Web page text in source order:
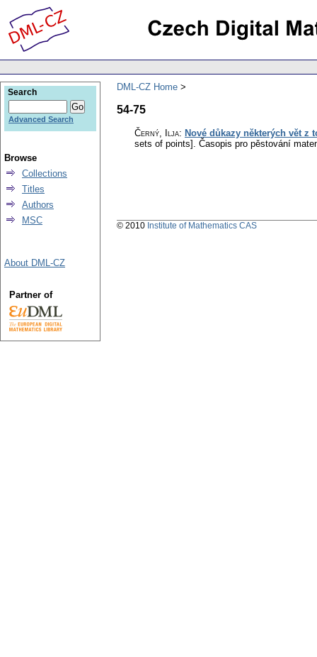
DML-CZ Home
54-75
Černý, Ilja: Nové důkazy některých vět z
sets of points]. Časopis pro pěstování
Search
Advanced Search
Browse
Collections
Titles
Authors
MSC
About DML-CZ
Partner of
© 2010 Institute of Mathematics CAS